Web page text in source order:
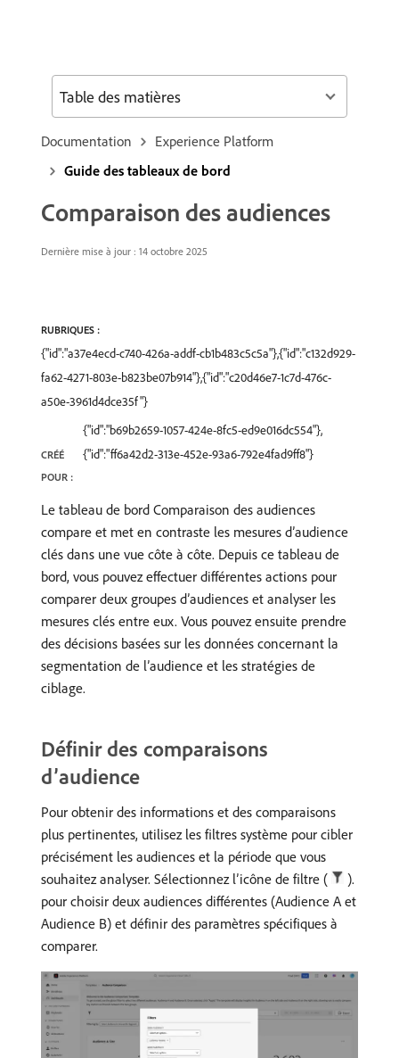
Documentation
Experience Platform
Guide des tableaux de bord
Comparaison des audiences
Dernière mise à jour : 14 octobre 2025
RUBRIQUES :
{"id":"a37e4ecd-c740-426a-addf-cb1b483c5c5a"},{"id":"c132d929-
fa62-4271-803e-b823be07b914"},{"id":"c20d46e7-1c7d-476c-
a50e-3961d4dce35f"}
CRÉÉ
POUR :
{"id":"b69b2659-1057-424e-8fc5-ed9e016dc554"},
{"id":"ff6a42d2-313e-452e-93a6-792e4fad9ff8"}
Le tableau de bord Comparaison des audiences
compare et met en contraste les mesures d’audience
clés dans une vue côte à côte. Depuis ce tableau de
bord, vous pouvez effectuer différentes actions pour
comparer deux groupes d’audiences et analyser les
mesures clés entre eux. Vous pouvez ensuite prendre
des décisions basées sur les données concernant la
segmentation de l’audience et les stratégies de
ciblage.
Définir des comparaisons
d’audience
Pour obtenir des informations et des comparaisons
plus pertinentes, utilisez les filtres système pour cibler
précisément les audiences et la période que vous
souhaitez analyser. Sélectionnez l’icône de filtre (
).
pour choisir deux audiences différentes (Audience A et
Audience B) et définir des paramètres spécifiques à
comparer.
Table des matières